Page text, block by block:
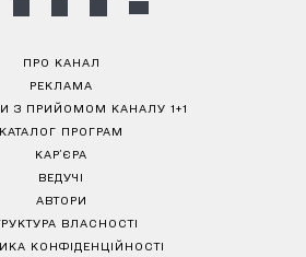
ПРО КАНАЛ
РЕКЛАМА
З ПРИЙОМОМ КАНАЛУ 1+1
КАТАЛОГ ПРОГРАМ
КАР’ЄРА
ВЕДУЧІ
АВТОРИ
ВЛАСНОСТІ
КОНФІДЕНЦІЙНОСТІ